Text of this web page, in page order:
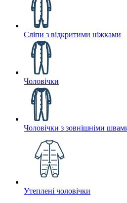
Сліпи з відкритими ніжками
Чоловічки
Чоловічки з зовнішніми
Утеплені чоловічки